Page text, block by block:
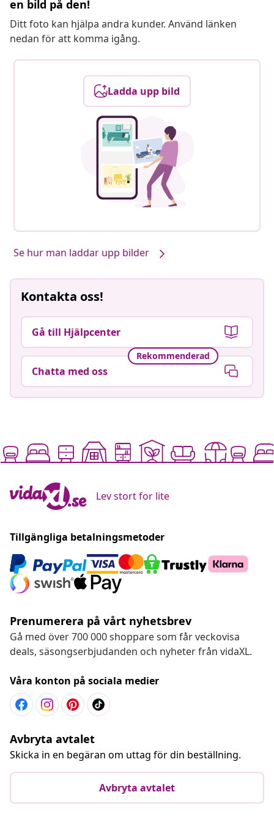
en bild på den!
Ditt foto kan hjälpa andra kunder. Använd länken
nedan för att komma igång.
Ladda upp bild
Se hur man laddar upp bilder
Kontakta oss!
Gå till Hjälpcenter
Rekommenderad
Chatta med oss
Lev stort for lite
Tillgängliga betalningsmetoder
Prenumerera på vårt nyhetsbrev
Gå med över 700 000 shoppare som får veckovisa
deals, säsongserbjudanden och nyheter från vidaXL.
Våra konton på sociala medier
Avbryta avtalet
Skicka in en begäran om uttag för din beställning.
Avbryta avtalet